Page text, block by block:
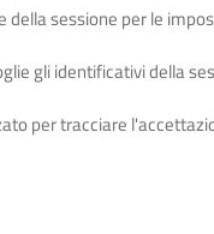
della sessione per le
gli identificativi della
per tracciare